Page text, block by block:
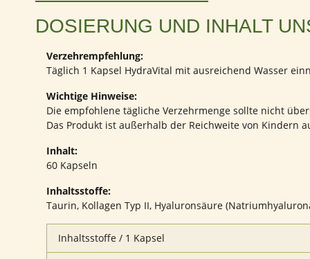
DOSIERUNG UND INHALT
Verzehrempfehlung:
Täglich 1 Kapsel HydraVital mit ausreichend Wasser
Wichtige Hinweise:
Die empfohlene tägliche Verzehrmenge sollte nicht
Das Produkt ist außerhalb der Reichweite von Kindern
Inhalt:
60 Kapseln
Inhaltsstoffe:
Taurin, Kollagen Typ II, Hyaluronsäure
Inhaltsstoffe / 1 Kapsel